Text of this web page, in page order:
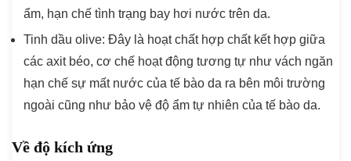
ẩm, hạn chế tình trạng bay hơi nước trên da.
Tinh dầu olive: Đây là hoạt chất hợp chất kết hợp giữa
các axit béo, cơ chế hoạt động tương tự như vách ngăn
hạn chế sự mất nước của tế bào da ra bên môi trường
ngoài cũng như bảo vệ độ ẩm tự nhiên của tế bào da.
Về độ kích ứng